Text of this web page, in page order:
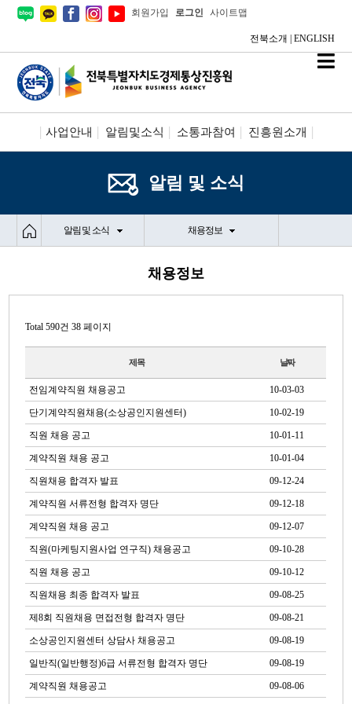
회원가입 로그인 사이트맵
전북소개 ENGLISH
사업안내 알림및소식 소통과참여 진흥원소개
알림 및 소식
알림 및 소식 채용정보
채용정보
Total 590건 38 페이지
제목 날짜
전임계약직원 채용공고 10-03-03
단기계약직원채용(소상공인지원센터) 10-02-19
직원 채용 공고 10-01-11
계약직원 채용 공고 10-01-04
직원채용 합격자 발표 09-12-24
계약직원 서류전형 합격자 명단 09-12-18
계약직원 채용 공고 09-12-07
직원(마케팅지원사업 연구직) 채용공고 09-10-28
직원 채용 공고 09-10-12
직원채용 최종 합격자 발표 09-08-25
제8회 직원채용 면접전형 합격자 명단 09-08-21
소상공인지원센터 상담사 채용공고 09-08-19
일반직(일반행정)6급 서류전형 합격자 명단 09-08-19
계약직원 채용공고 09-08-06